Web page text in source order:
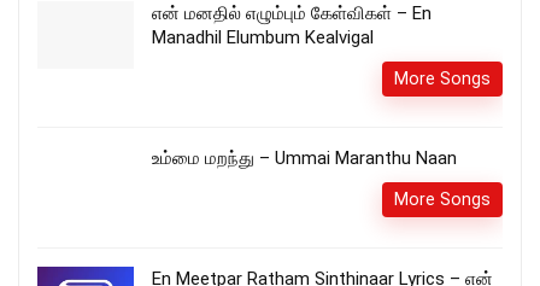
என் மனதில் எழும்பும் கேள்விகள் – En
Manadhil Elumbum Kealvigal
More Songs
உம்மை மறந்து – Ummai Maranthu Naan
More Songs
En Meetpar Ratham Sinthinaar Lyrics – என்